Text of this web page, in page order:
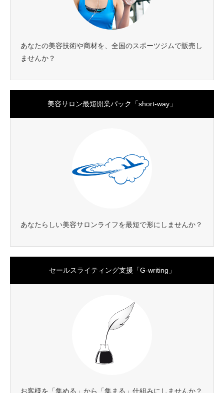
あなたの美容技術や商材を、全国のスポーツジムで販売し
ませんか？
美容サロン最短開業パック「short-way」
あなたらしい美容サロンライフを最短で形にしませんか？
セールスライティング支援「G-writing」
お客様を「集める」から「集まる」仕組みにしませんか？